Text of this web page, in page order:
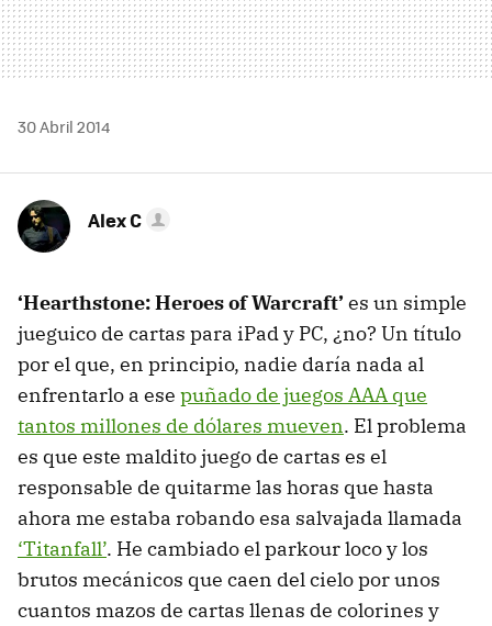
30 Abril 2014
Alex C
‘Hearthstone: Heroes of Warcraft’ es un simple
jueguico de cartas para iPad y PC, ¿no? Un título
por el que, en principio, nadie daría nada al
enfrentarlo a ese puñado de juegos AAA que
tantos millones de dólares mueven. El problema
es que este maldito juego de cartas es el
responsable de quitarme las horas que hasta
ahora me estaba robando esa salvajada llamada
‘Titanfall’. He cambiado el parkour loco y los
brutos mecánicos que caen del cielo por unos
cuantos mazos de cartas llenas de colorines y